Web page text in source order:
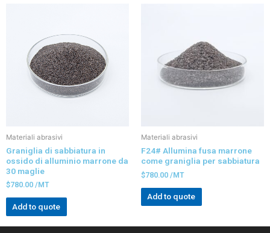
Materiali abrasivi
Graniglia di sabbiatura in
ossido di alluminio marrone da
30 maglie
$780.00 /MT
Add to quote
Materiali abrasivi
F24# Allumina fusa marrone
come graniglia per sabbiatura
$780.00 /MT
Add to quote